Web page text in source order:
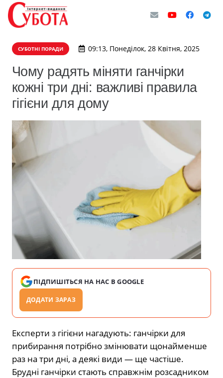
СУБОТНІ ПОРАДИ 09:13, Понеділок, 28 Квітня, 2025
Чому радять міняти ганчірки
кожні три дні: важливі правила
гігієни для дому
ПІДПИШІТЬСЯ НА НАС В GOOGLE
ДОДАТИ ЗАРАЗ
Експерти з гігієни нагадують: ганчірки для
прибирання потрібно змінювати щонайменше
раз на три дні, а деякі види — ще частіше.
Брудні ганчірки стають справжнім розсадником